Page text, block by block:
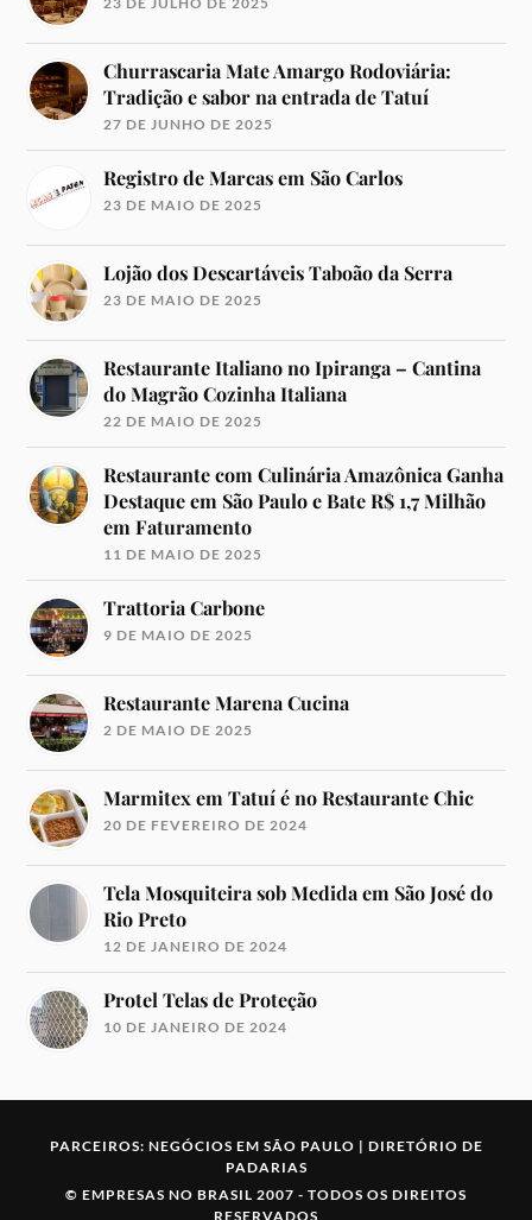
Churrascaria Mate Amargo Rodoviária:
Tradição e sabor na entrada de Tatuí
27 DE JUNHO DE 2025
Registro de Marcas em São Carlos
23 DE MAIO DE 2025
Lojão dos Descartáveis Taboão da Serra
23 DE MAIO DE 2025
Restaurante Italiano no Ipiranga – Cantina
do Magrão Cozinha Italiana
22 DE MAIO DE 2025
Restaurante com Culinária Amazônica Ganha
Destaque em São Paulo e Bate R$ 1,7 Milhão
em Faturamento
11 DE MAIO DE 2025
Trattoria Carbone
9 DE MAIO DE 2025
Restaurante Marena Cucina
2 DE MAIO DE 2025
Marmitex em Tatuí é no Restaurante Chic
20 DE FEVEREIRO DE 2024
Tela Mosquiteira sob Medida em São José do
Rio Preto
12 DE JANEIRO DE 2024
Protel Telas de Proteção
10 DE JANEIRO DE 2024
PARCEIROS: NEGÓCIOS EM SÃO PAULO | DIRETÓRIO DE
PADARIAS
© EMPRESAS NO BRASIL 2007 - TODOS OS DIREITOS
RESERVADOS